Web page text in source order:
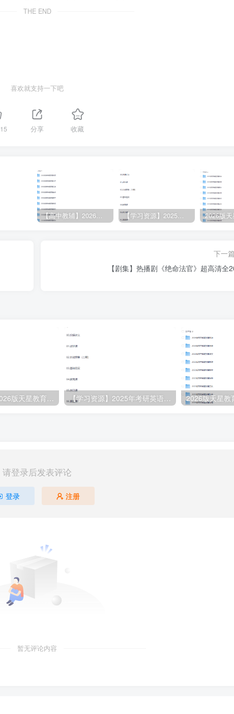
THE END
喜欢就支持一下吧
15 分享 收藏
【高中教辅】2026版天星教育高考《解题觉醒》九科全，可打印 【学习资源】2025年考研英语刘晓燕全程班
下一
【剧集】热播剧《绝命法官》超高清全
【学习资源】2025年考研英语刘晓燕全程班
请登录后发表评论
登录 注册
暂无评论内容